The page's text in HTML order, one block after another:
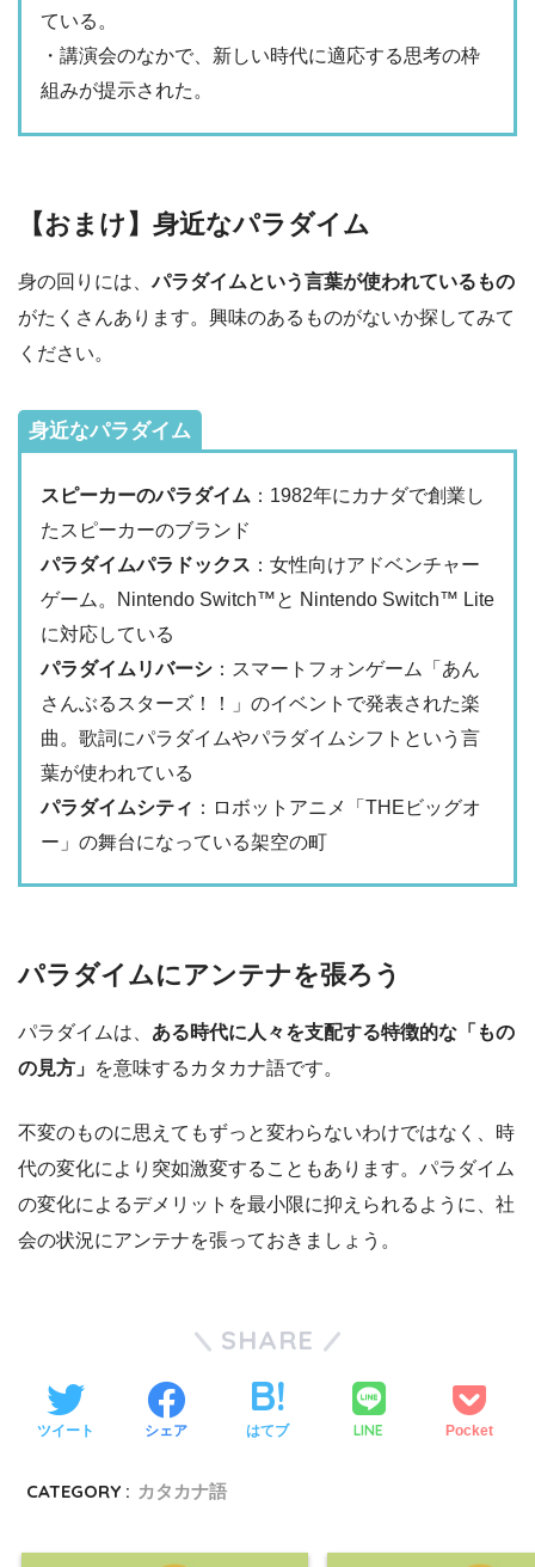
ている。
・講演会のなかで、新しい時代に適応する思考の枠
組みが提示された。
【おまけ】身近なパラダイム
身の回りには、パラダイムという言葉が使われているもの
がたくさんあります。興味のあるものがないか探してみて
ください。
身近なパラダイム
スピーカーのパラダイム ：1982年にカナダで創業し
たスピーカーのブランド
パラダイムパラドックス ：女性向けアドベンチャー
ゲーム。Nintendo Switch™と Nintendo Switch™ Lite
に対応している
パラダイムリバーシ ：スマートフォンゲーム「あん
さんぶるスターズ！！」のイベントで発表された楽
曲。歌詞にパラダイムやパラダイムシフトという言
葉が使われている
パラダイムシティ ：ロボットアニメ「THEビッグオ
ー」の舞台になっている架空の町
パラダイムにアンテナを張ろう
パラダイムは、 ある時代に人々を支配する特徴的な「もの
の見方」 を意味するカタカナ語です。
不変のものに思えてもずっと変わらないわけではなく、時
代の変化により突如激変することもあります。パラダイム
の変化によるデメリットを最小限に抑えられるように、社
会の状況にアンテナを張っておきましょう。
SHARE
ツイート シェア はてブ LINE Pocket
CATEGORY : カタカナ語